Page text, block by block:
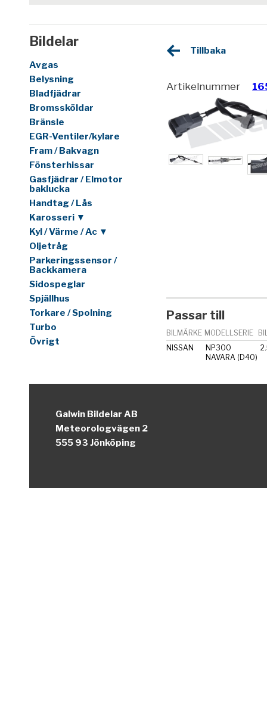
Bildelar
Avgas
Belysning
Bladfjädrar
Bromssköldar
Bränsle
EGR-Ventiler/kylare
Fram / Bakvagn
Fönsterhissar
Gasfjädrar / Elmotor
baklucka
Handtag / Lås
Karosseri ▼
Kyl / Värme / Ac ▼
Oljetråg
Parkeringssensor /
Backkamera
Sidospeglar
Spjällhus
Torkare / Spolning
Turbo
Övrigt
Tillbaka
Artikelnummer
Passar till
BILMÄRKE MODELLSERIE
NISSAN
NP300
NAVARA (D40)
Galwin Bildelar AB
Meteorologvägen 2
555 93 Jönköping